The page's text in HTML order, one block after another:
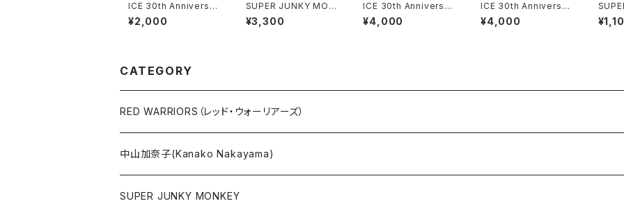
ICE 30th Anniversar
y マフラータオル ＊ス
テッカー付き！
¥2,000
SUPER JUNKY MON
KEY ウチらまだ素敵T
シャツ（グリーンキーホ
¥3,300
ICE 30th Anniversar
y「THIS IS ICE」Tシャ
ツ ＊ステッカー付き！
¥4,000
ICE 30th Anniversar
y ロゴTシャツ ＊ステ
ッカー付き！
¥4,000
KEY
ーキ
CATEGORY
RED WARRIORS（レッド・ウォーリアーズ）
中山加奈子(Kanako Nakayama)
SUPER JUNKY MONKEY